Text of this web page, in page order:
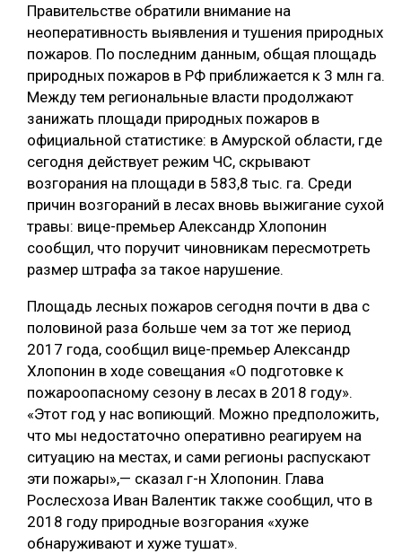
ЛОГИСТИКА
ПРОИЗВОДСТВО ДРЕВЕСНЫХ ПЛИТ
ЦБП
КОМПЛЕКСНАЯ ПЕРЕРАБОТКА
ЛЕСОПИЛЕНИЕ
ДЕРЕВЯННОЕ ДОМОСТРОЕНИЕ
БЕЗОПАСНОЕ ПРОИЗВОДСТВО
СОРТИРОВКА ДРЕВЕСИНЫ
МЕБЕЛЬНОЕ ПРОИЗВОДСТВО
ПОДБОРКИ СТАТЕЙ
Правительстве обратили внимание на
неоперативность выявления и тушения природных
пожаров. По последним данным, общая площадь
природных пожаров в РФ приближается к 3 млн га.
Между тем региональные власти продолжают
занижать площади природных пожаров в
официальной статистике: в Амурской области, где
сегодня действует режим ЧС, скрывают
возгорания на площади в 583,8 тыс. га. Среди
причин возгораний в лесах вновь выжигание сухой
травы: вице-премьер Александр Хлопонин
сообщил, что поручит чиновникам пересмотреть
размер штрафа за такое нарушение.
Площадь лесных пожаров сегодня почти в два с
половиной раза больше чем за тот же период
2017 года, сообщил вице-премьер Александр
Хлопонин в ходе совещания «О подготовке к
пожароопасному сезону в лесах в 2018 году».
«Этот год у нас вопиющий. Можно предположить,
что мы недостаточно оперативно реагируем на
ситуацию на местах, и сами регионы распускают
эти пожары»,— сказал г-н Хлопонин. Глава
Рослесхоза Иван Валентик также сообщил, что в
2018 году природные возгорания «хуже
обнаруживают и хуже тушат».